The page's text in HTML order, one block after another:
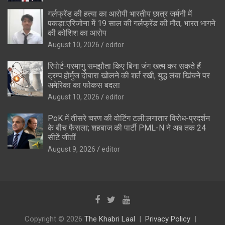
गर्लफ्रेंड की हत्या का आरोपी भारतीय छात्र जर्मनी में
पकड़ा:एरिजोना में 19 साल की गर्लफ्रेंड की मौत, भारत भागने
की कोशिश का आरोप
August 10, 2026 editor
रिपोर्ट-परमाणु समझौता किए बिना जंग खत्म कर सकते हैं
ट्रम्प:होर्मुज दोबारा खोलने की शर्त रखी, युद्ध लंबा खिंचने पर
अमेरिका का फोकस बदला
August 10, 2026 editor
PoK में तीसरे चरण की वोटिंग टली:लगातार विरोध-प्रदर्शन
के बीच फैसला; शहबाज की पार्टी PML-N ने अब तक 24
सीटें जीतीं
August 9, 2026 editor
Copyright © 2026 The Khabri Laal
Privacy Policy